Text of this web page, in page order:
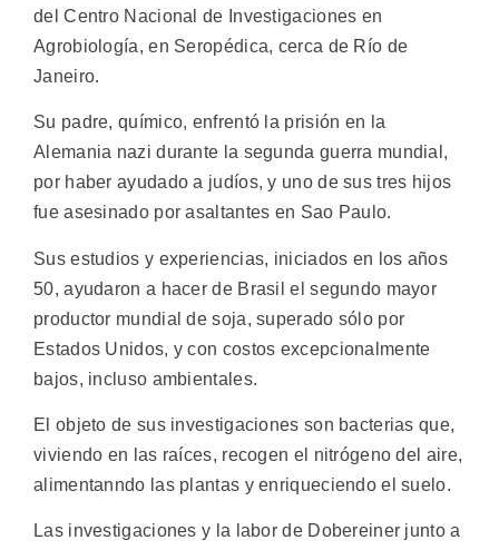
del Centro Nacional de Investigaciones en
Agrobiología, en Seropédica, cerca de Río de
Janeiro.
Su padre, químico, enfrentó la prisión en la
Alemania nazi durante la segunda guerra mundial,
por haber ayudado a judíos, y uno de sus tres hijos
fue asesinado por asaltantes en Sao Paulo.
Sus estudios y experiencias, iniciados en los años
50, ayudaron a hacer de Brasil el segundo mayor
productor mundial de soja, superado sólo por
Estados Unidos, y con costos excepcionalmente
bajos, incluso ambientales.
El objeto de sus investigaciones son bacterias que,
viviendo en las raíces, recogen el nitrógeno del aire,
alimentanndo las plantas y enriqueciendo el suelo.
Las investigaciones y la labor de Dobereiner junto a